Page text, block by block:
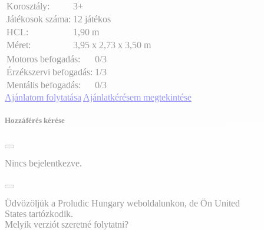
Korosztály:
3+
Játékosok száma: 12 játékos
HCL:
1,90 m
Méret:
3,95 x 2,73 x 3,50 m
Motoros befogadás:
0/3
Érzékszervi befogadás: 1/3
Mentális befogadás:
0/3
Ajánlatom folytatása Ajánlatkérésem megtekintése
Hozzáférés kérése
Nincs bejelentkezve.
Üdvözöljük a Proludic Hungary weboldalunkon, de Ön United
States tartózkodik.
Melyik verziót szeretné folytatni?